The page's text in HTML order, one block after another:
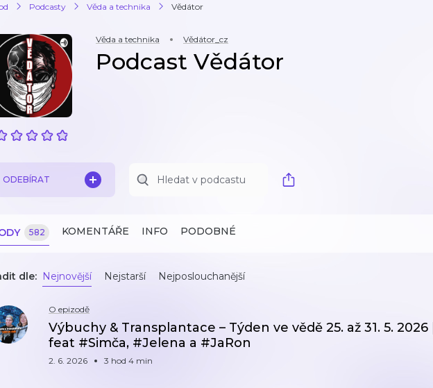
Podcasty Věda a technika Vědátor
Věda a technika Vědátor_cz
Podcast Vědátor
ODEBÍRAT
582 KOMENTÁŘE INFO PODOBNÉ
dle: Nejnovější Nejstarší Nejposlouchanější
O epizodě
Výbuchy & Transplantace – Týden ve vědě 25. až 31. 5.
feat #Simča, #Jelena a #JaRon
2. 6. 2026 3 hod 4 min